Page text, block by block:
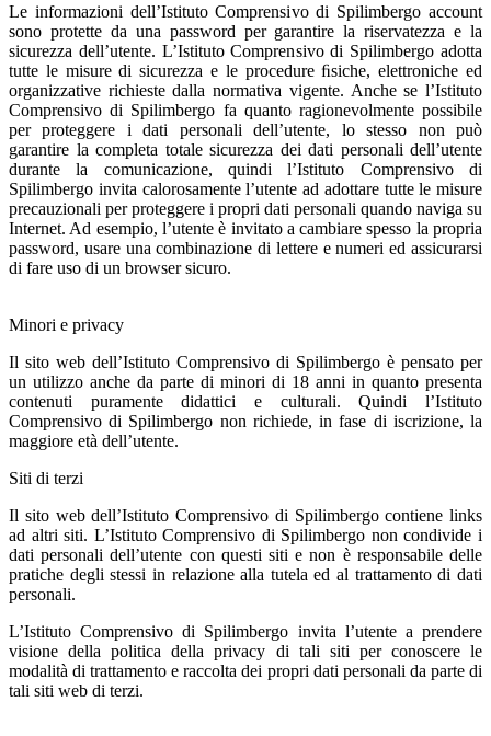
Le informazioni dell’Istituto Comprensivo di Spilimbergo account
sono protette da una password per garantire la riservatezza e la
sicurezza dell’utente. L’Istituto Comprensivo di Spilimbergo adotta
tutte le misure di sicurezza e le procedure ﬁsiche, elettroniche ed
organizzative richieste dalla normativa vigente. Anche se l’Istituto
Comprensivo di Spilimbergo fa quanto ragionevolmente possibile
per proteggere i dati personali dell’utente, lo stesso non può
garantire la completa totale sicurezza dei dati personali dell’utente
durante la comunicazione, quindi l’Istituto Comprensivo di
Spilimbergo invita calorosamente l’utente ad adottare tutte le misure
precauzionali per proteggere i propri dati personali quando naviga su
Internet. Ad esempio, l’utente è invitato a cambiare spesso la propria
password, usare una combinazione di lettere e numeri ed assicurarsi
di fare uso di un browser sicuro.
Minori e privacy
Il sito web dell’Istituto Comprensivo di Spilimbergo è pensato per
un utilizzo anche da parte di minori di 18 anni in quanto presenta
contenuti puramente didattici e culturali. Quindi l’Istituto
Comprensivo di Spilimbergo non richiede, in fase di iscrizione, la
maggiore età dell’utente.
Siti di terzi
Il sito web dell’Istituto Comprensivo di Spilimbergo contiene links
ad altri siti. L’Istituto Comprensivo di Spilimbergo non condivide i
dati personali dell’utente con questi siti e non è responsabile delle
pratiche degli stessi in relazione alla tutela ed al trattamento di dati
personali.
L’Istituto Comprensivo di Spilimbergo invita l’utente a prendere
visione della politica della privacy di tali siti per conoscere le
modalità di trattamento e raccolta dei propri dati personali da parte di
tali siti web di terzi.